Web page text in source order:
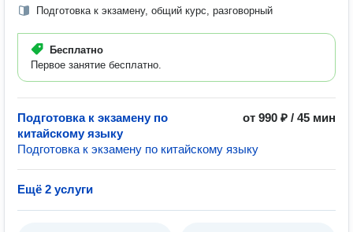
Подготовка к экзамену, общий курс, разговорный
Бесплатно
Первое занятие бесплатно.
Подготовка к экзамену по
китайскому языку
от 990 ₽ / 45 мин
Подготовка к экзамену по китайскому языку
Ещё 2 услуги